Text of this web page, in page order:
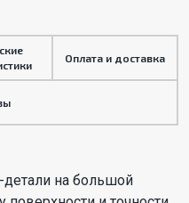
Оплата и доставка
на большой